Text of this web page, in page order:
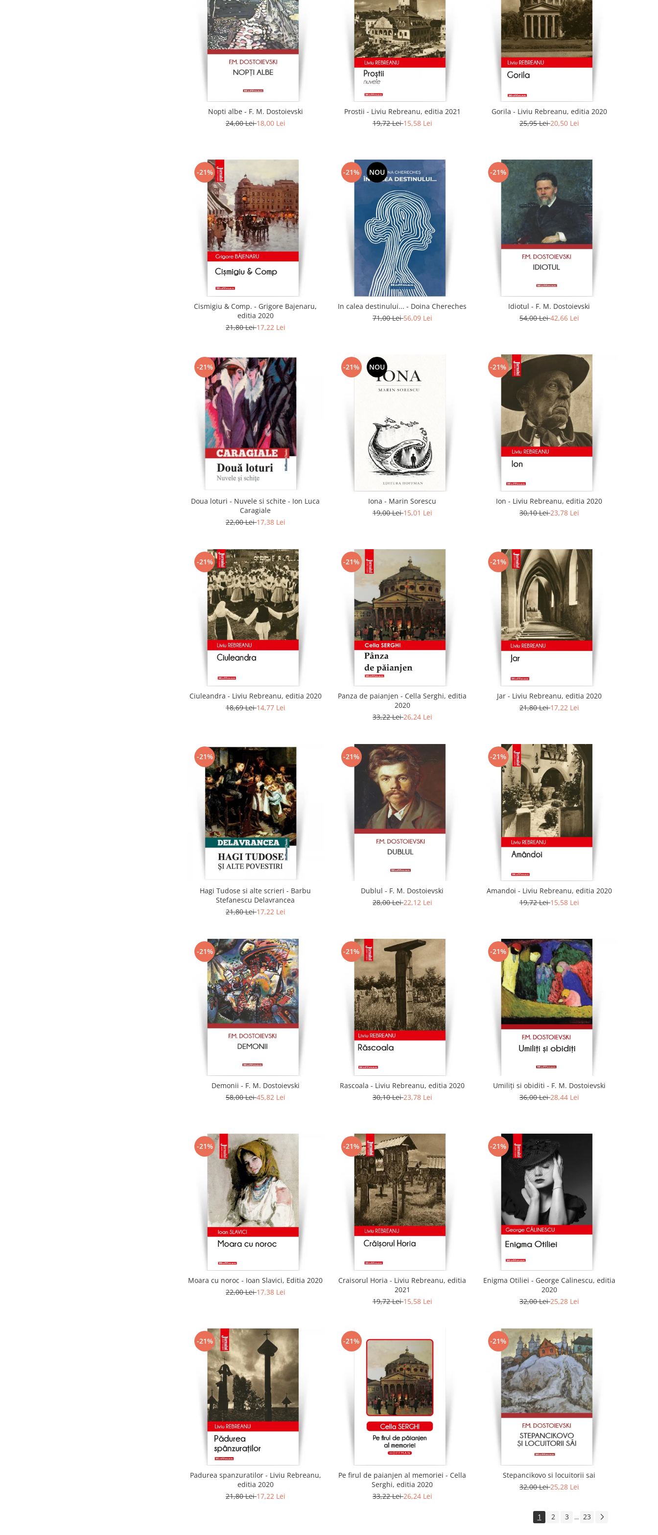
Nopti albe - F. M. Dostoievski
24,00 Lei18,00 Lei
Prostii - Liviu Rebreanu, editia 2021
19,72 Lei15,58 Lei
Gorila - Liviu Rebreanu, editia 2020
25,95 Lei20,50 Lei
-21%
Cismigiu & Comp. - Grigore Bajenaru,
editia 2020
21,80 Lei17,22 Lei
-21% NOU
In calea destinului... - Doina Chereches
71,00 Lei56,09 Lei
-21%
Idiotul - F. M. Dostoievski
54,00 Lei42,66 Lei
-21%
Doua loturi - Nuvele si schite - Ion Luca
Caragiale
22,00 Lei17,38 Lei
-21% NOU
Iona - Marin Sorescu
19,00 Lei15,01 Lei
-21%
Ion - Liviu Rebreanu, editia 2020
30,10 Lei23,78 Lei
-21%
Ciuleandra - Liviu Rebreanu, editia 2020
18,69 Lei14,77 Lei
-21%
Panza de paianjen - Cella Serghi, editia
2020
33,22 Lei26,24 Lei
-21%
Jar - Liviu Rebreanu, editia 2020
21,80 Lei17,22 Lei
-21%
Hagi Tudose si alte scrieri - Barbu
Stefanescu Delavrancea
21,80 Lei17,22 Lei
-21%
Dublul - F. M. Dostoievski
28,00 Lei22,12 Lei
-21%
Amandoi - Liviu Rebreanu, editia 2020
19,72 Lei15,58 Lei
-21%
Demonii - F. M. Dostoievski
58,00 Lei45,82 Lei
-21%
Rascoala - Liviu Rebreanu, editia 2020
30,10 Lei23,78 Lei
-21%
Umiliți si obiditi - F. M. Dostoievski
36,00 Lei28,44 Lei
-21%
Moara cu noroc - Ioan Slavici, Editia 2020
22,00 Lei17,38 Lei
-21%
Craisorul Horia - Liviu Rebreanu, editia
2021
19,72 Lei15,58 Lei
-21%
Enigma Otiliei - George Calinescu, editia
2020
32,00 Lei25,28 Lei
-21%
Padurea spanzuratilor - Liviu Rebreanu,
editia 2020
21,80 Lei17,22 Lei
-21%
Pe firul de paianjen al memoriei - Cella
Serghi, editia 2020
33,22 Lei26,24 Lei
-21%
Stepancikovo si locuitorii sai
32,00 Lei25,28 Lei
1 2 3 ... 23